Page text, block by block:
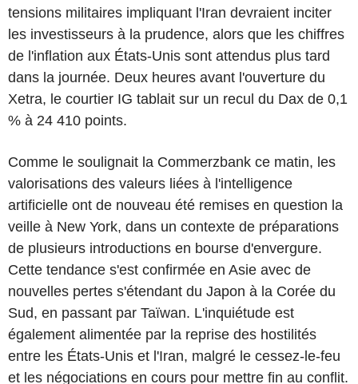
tensions militaires impliquant l'Iran devraient inciter
les investisseurs à la prudence, alors que les chiffres
de l'inflation aux États-Unis sont attendus plus tard
dans la journée. Deux heures avant l'ouverture du
Xetra, le courtier IG tablait sur un recul du Dax de 0,1
% à 24 410 points.
Comme le soulignait la Commerzbank ce matin, les
valorisations des valeurs liées à l'intelligence
artificielle ont de nouveau été remises en question la
veille à New York, dans un contexte de préparations
de plusieurs introductions en bourse d'envergure.
Cette tendance s'est confirmée en Asie avec de
nouvelles pertes s'étendant du Japon à la Corée du
Sud, en passant par Taïwan. L'inquiétude est
également alimentée par la reprise des hostilités
entre les États-Unis et l'Iran, malgré le cessez-le-feu
et les négociations en cours pour mettre fin au conflit.